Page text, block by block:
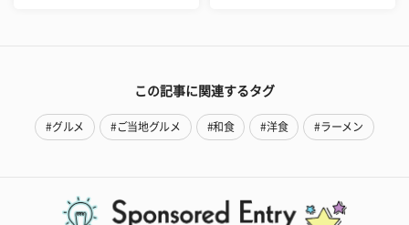
この記事に関連するタグ
#グルメ #ご当地グルメ #和食 #洋食 #ラーメン